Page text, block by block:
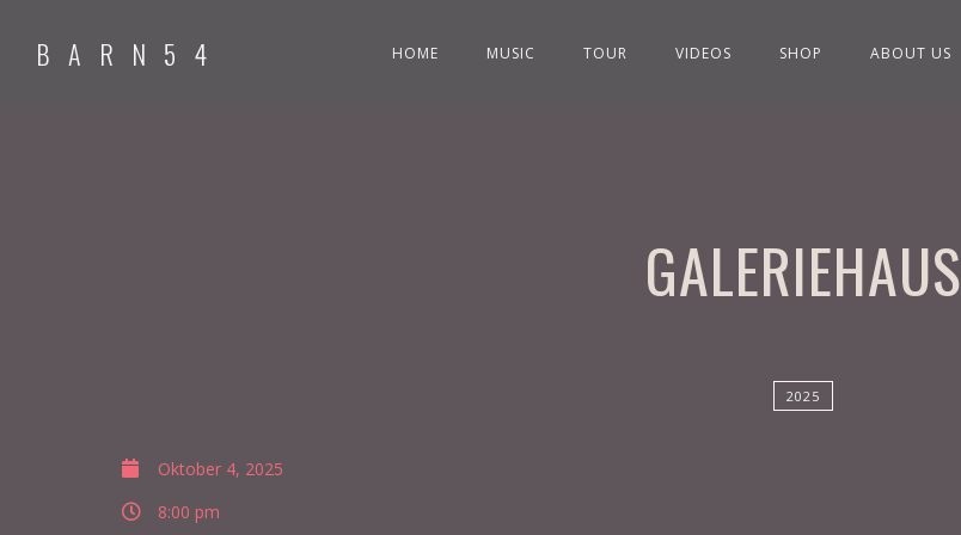
BARN54 HOME MUSIC TOUR VIDEOS SHOP ABOUT US
GALERIEHAUS
2025
Oktober 4, 2025
8:00 pm